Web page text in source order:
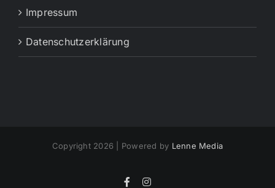
Impressum
Datenschutzerklärung
Copyright 2026 | Powered by Lenne Media
FacebookInstagram